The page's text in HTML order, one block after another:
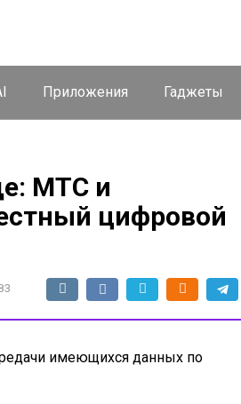
Приложения Гаджеты
МТС и
цифровой
имеющихся данных по